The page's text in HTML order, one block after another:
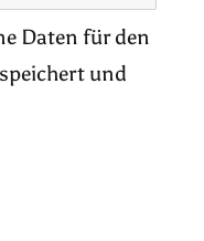
Daten für den
und